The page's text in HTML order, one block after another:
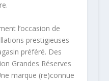
l’occasion de
prestigieuses
préféré. Des
Grandes Réserves
marque (re)connue